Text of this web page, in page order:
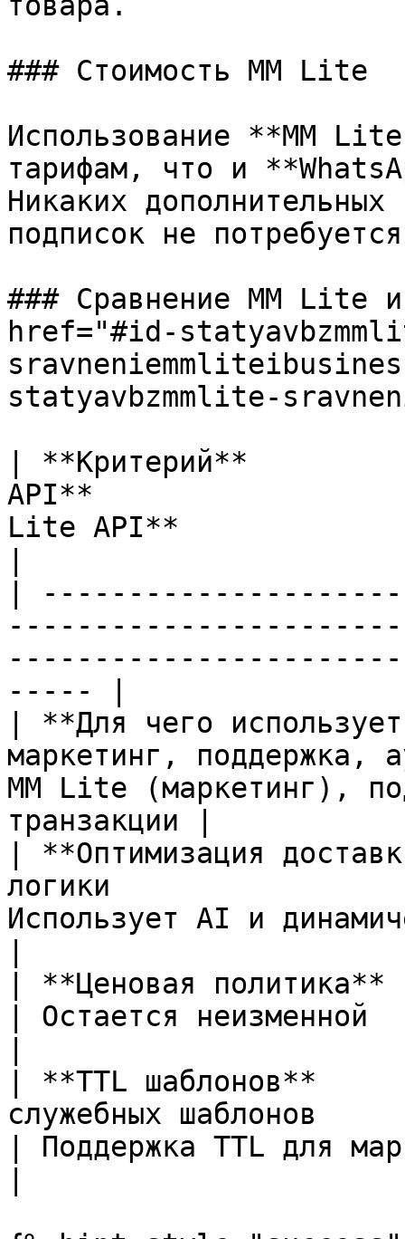
### Стоимость MM Lite
Использование **MM
тарифам, что и
Никаких
подписок не
### Сравнение MM Lite
href="#id-
statyavbzmmlite-
| **Критерий**
API**
Lite API**
|
----- |
| **Для чего
маркетинг, поддержка,
MM Lite (маркетинг),
транзакции |
| **Оптимизация
логики
Использует AI и
| **Ценовая
| Остается неизменной
| **TTL шаблонов**
служебных шаблонов
| Поддержка TTL для